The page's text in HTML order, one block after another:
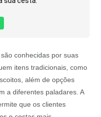
conhecidas por suas
itens tradicionais, como
além de opções
a diferentes paladares. A
que os clientes